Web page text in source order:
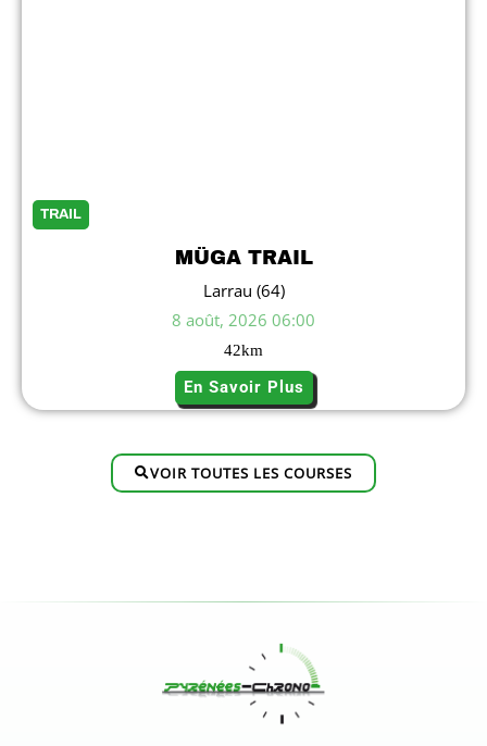
TRAIL
MÜGA TRAIL
Larrau (64)
8 août, 2026 06:00
42km
En Savoir Plus
VOIR TOUTES LES COURSES